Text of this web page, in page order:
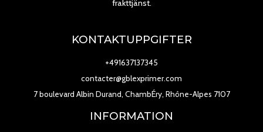
frakttjänst.
KONTAKTUPPGIFTER
+491637137345
contacter@gblexprimer.com
7 boulevard Albin Durand, ChambÉry, Rhône-Alpes 7107
INFORMATION